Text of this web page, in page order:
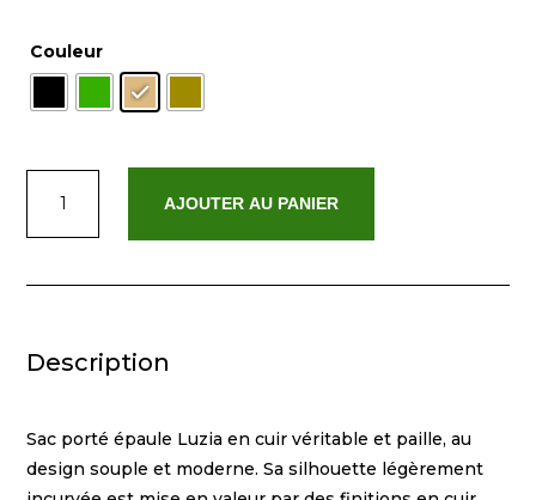
Couleur
Luzia
AJOUTER AU PANIER
Description
Sac porté épaule Luzia en cuir véritable et paille, au
design souple et moderne. Sa silhouette légèrement